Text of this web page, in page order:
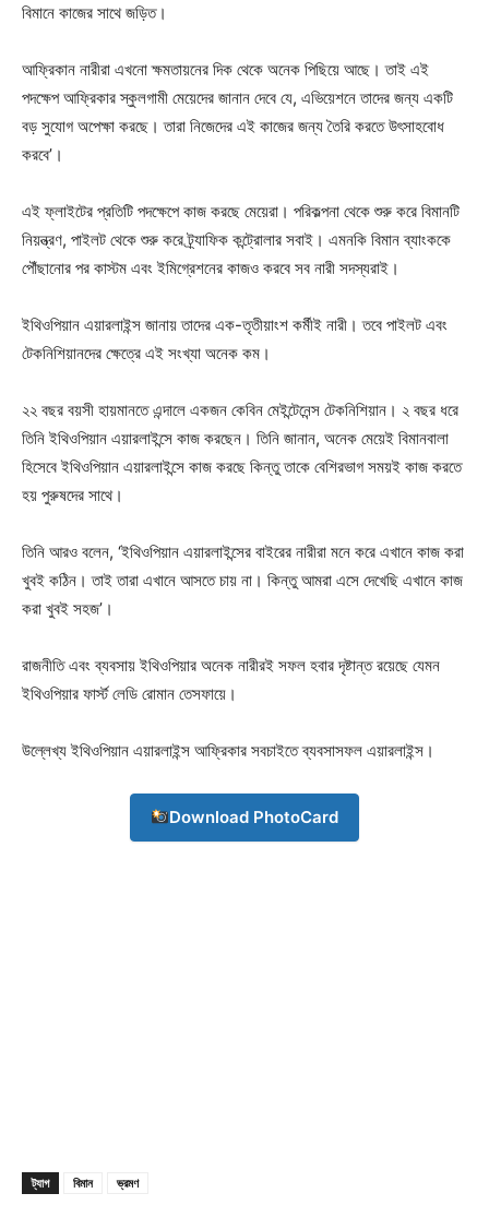
Contact us
বিমানে কাজের সাথে জড়িত।
আফ্রিকান নারীরা এখনো ক্ষমতায়নের দিক থেকে অনেক পিছিয়ে আছে। তাই এই
পদক্ষেপ আফ্রিকার স্কুলগামী মেয়েদের জানান দেবে যে, এভিয়েশনে তাদের জন্য একটি
বড় সুযোগ অপেক্ষা করছে। তারা নিজেদের এই কাজের জন্য তৈরি করতে উৎসাহবোধ
করবে’।
এই ফ্লাইটের প্রতিটি পদক্ষেপে কাজ করছে মেয়েরা। পরিকল্পনা থেকে শুরু করে বিমানটি
নিয়ন্ত্রণ, পাইলট থেকে শুরু করে ট্র্যাফিক কন্ট্রোলার সবাই। এমনকি বিমান ব্যাংককে
পৌঁছানোর পর কাস্টম এবং ইমিগ্রেশনের কাজও করবে সব নারী সদস্যরাই।
ইথিওপিয়ান এয়ারলাইন্স জানায় তাদের এক-তৃতীয়াংশ কর্মীই নারী। তবে পাইলট এবং
টেকনিশিয়ানদের ক্ষেত্রে এই সংখ্যা অনেক কম।
২২ বছর বয়সী হায়মানতে এন্দালে একজন কেবিন মেইন্টেনেন্স টেকনিশিয়ান। ২ বছর ধরে
তিনি ইথিওপিয়ান এয়ারলাইন্সে কাজ করছেন। তিনি জানান, অনেক মেয়েই বিমানবালা
হিসেবে ইথিওপিয়ান এয়ারলাইন্সে কাজ করছে কিন্তু তাকে বেশিরভাগ সময়ই কাজ করতে
হয় পুরুষদের সাথে।
তিনি আরও বলেন, ‘ইথিওপিয়ান এয়ারলাইন্সের বাইরের নারীরা মনে করে এখানে কাজ করা
খুবই কঠিন। তাই তারা এখানে আসতে চায় না। কিন্তু আমরা এসে দেখেছি এখানে কাজ
করা খুবই সহজ’।
রাজনীতি এবং ব্যবসায় ইথিওপিয়ার অনেক নারীরই সফল হবার দৃষ্টান্ত রয়েছে যেমন
ইথিওপিয়ার ফার্স্ট লেডি রোমান তেসফায়ে।
উল্লেখ্য ইথিওপিয়ান এয়ারলাইন্স আফ্রিকার সবচাইতে ব্যবসাসফল এয়ারলাইন্স।
Download PhotoCard
ট্যাগ বিমান ভ্রমণ